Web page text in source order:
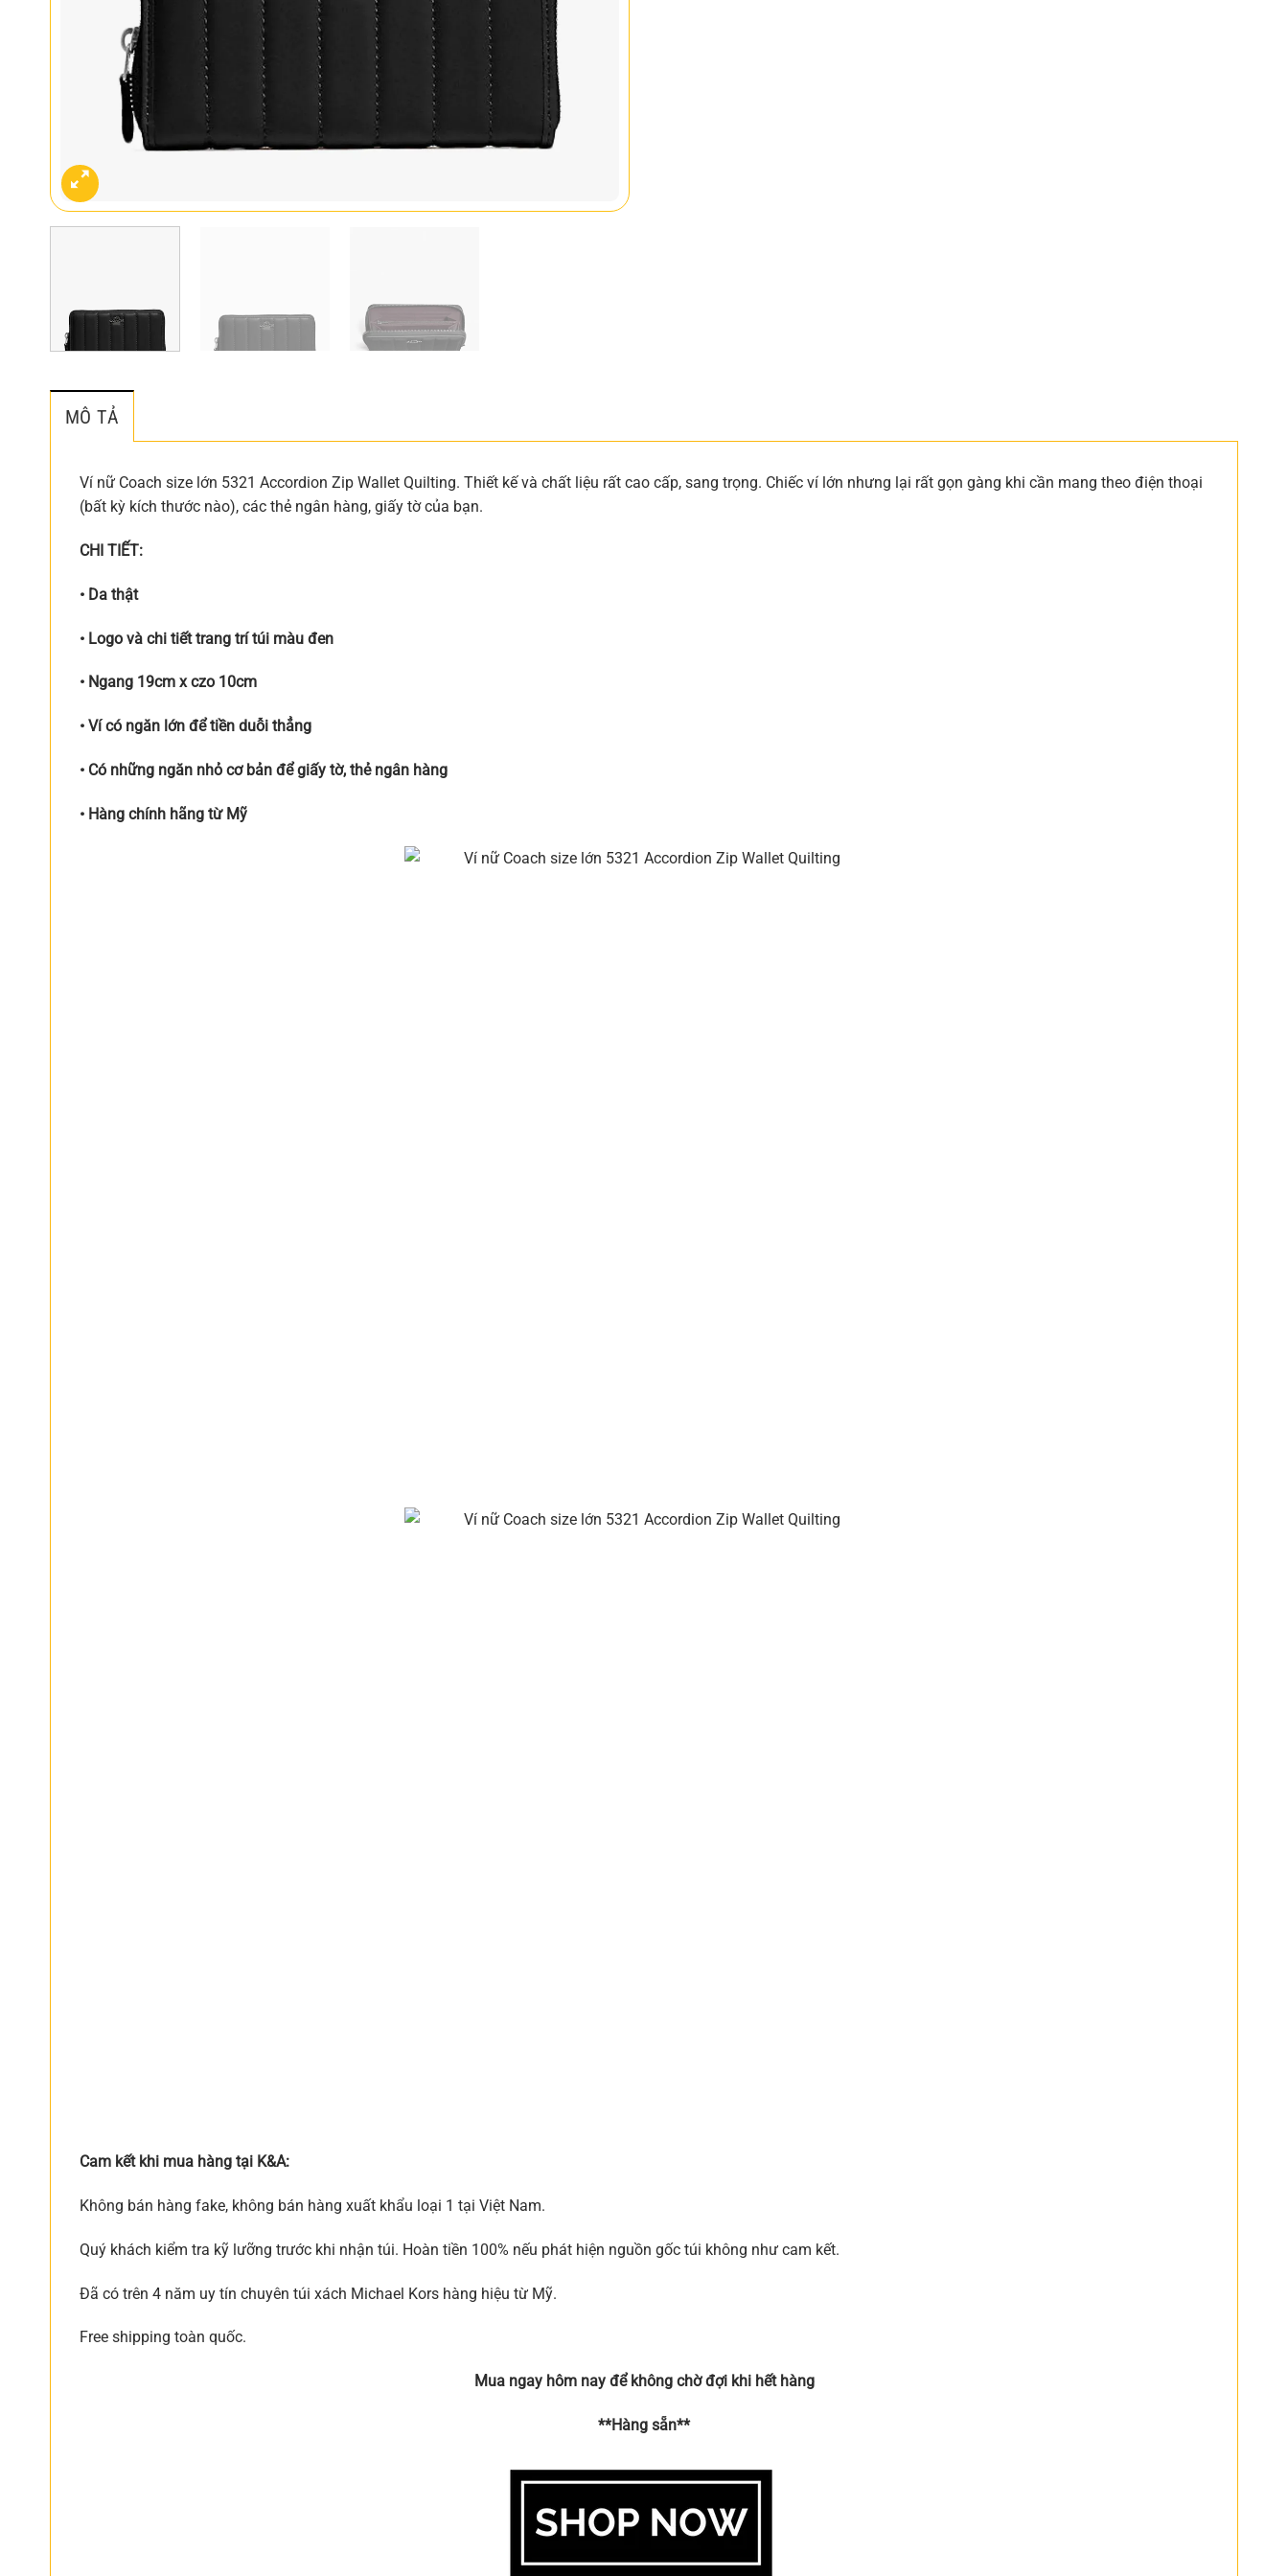
MÔ TẢ
Ví nữ Coach size lớn 5321 Accordion Zip Wallet Quilting. Thiết kế và chất liệu rất cao cấp, sang trọng. Chiếc ví lớn nhưng lại rất gọn gàng khi cần mang theo điện thoại
(bất kỳ kích thước nào), các thẻ ngân hàng, giấy tờ của bạn.
CHI TIẾT:
• Da thật
• Logo và chi tiết trang trí túi màu đen
• Ngang 19cm x czo 10cm
• Ví có ngăn lớn để tiền duỗi thẳng
• Có những ngăn nhỏ cơ bản để giấy tờ, thẻ ngân hàng
• Hàng chính hãng từ Mỹ
Cam kết khi mua hàng tại K&A:
Không bán hàng fake, không bán hàng xuất khẩu loại 1 tại Việt Nam.
Quý khách kiểm tra kỹ lưỡng trước khi nhận túi. Hoàn tiền 100% nếu phát hiện nguồn gốc túi không như cam kết.
Đã có trên 4 năm uy tín chuyên túi xách Michael Kors hàng hiệu từ Mỹ.
Free shipping toàn quốc.
Mua ngay hôm nay để không chờ đợi khi hết hàng
**Hàng sẵn**